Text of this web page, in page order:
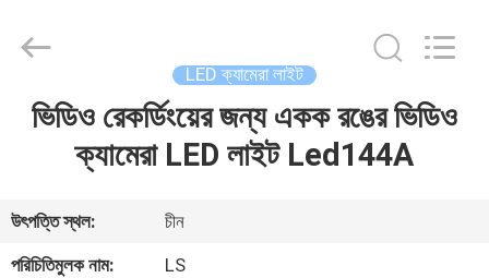
বাড়ি
ভিডিও
Television
Equipment
Rights
Reserved.
LED ক্যামেরা লাইট
ভিডিও রেকর্ডিংয়ের জন্য একক রঙের ভিডিও
ক্যামেরা LED লাইট Led144A
উৎপত্তি স্থল:
চীন
পরিচিতিমুলক নাম:
LS